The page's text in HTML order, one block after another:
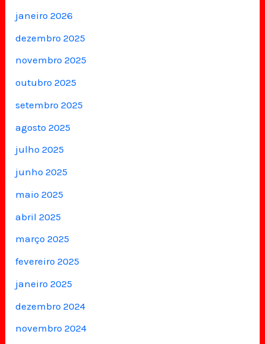
janeiro 2026
dezembro 2025
novembro 2025
outubro 2025
setembro 2025
agosto 2025
julho 2025
junho 2025
maio 2025
abril 2025
março 2025
fevereiro 2025
janeiro 2025
dezembro 2024
novembro 2024